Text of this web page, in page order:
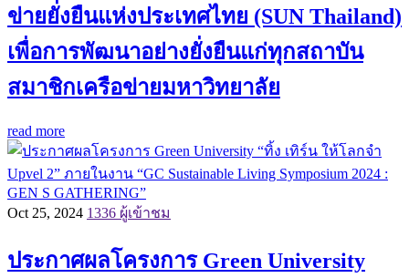
ข่ายยั่งยืนแห่งประเทศไทย (SUN Thailand)
เพื่อการพัฒนาอย่างยั่งยืนแก่ทุกสถาบัน
สมาชิกเครือข่ายมหาวิทยาลัย
read more
Oct 25, 2024 1336 ผู้เข้าชม
ประกาศผลโครงการ Green University